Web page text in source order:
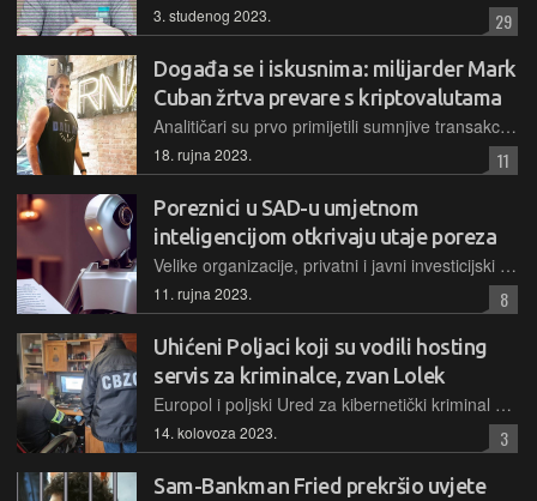
3. studenog 2023. 29
Događa se i iskusnima: milijarder Mark
Cuban žrtva prevare s kriptovalutama
Analitičari su prvo primijetili sumnjive transakcije s digitalnih novčanika u vlasništvu američkog poduzetnika, da bi se nedugo zatim doznalo da ih on nije inicirao
18. rujna 2023. 11
Poreznici u SAD-u umjetnom
inteligencijom otkrivaju utaje poreza
Velike organizacije, privatni i javni investicijski fondovi te velike odvjetničke kuće mogle bi se naći pod istragama poreznih vlasti SAD-a ako poseban sustav umjetne inteligencije ukaže na nepravilnosti
11. rujna 2023. 8
Uhićeni Poljaci koji su vodili hosting
servis za kriminalce, zvan Lolek
Europol i poljski Ured za kibernetički kriminal proveli su akciju kojom je ugašen LolekHosted.net, servis osmišljen kao zaštićeni hosting na kojem bi kriminalci mogli na "siguran" način koristiti infrastrukturu
14. kolovoza 2023. 3
Sam-Bankman Fried prekršio uvjete